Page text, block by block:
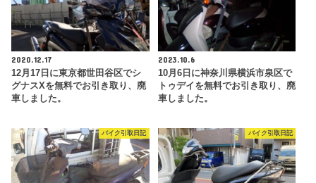
2020.12.17
12月17日に東京都世田谷区でシ
グナスXを無料でお引き取り、廃
車しました。
2023.10.6
10月6日に神奈川県横浜市泉区で
トゥデイを無料でお引き取り、廃
車しました。
バイク引取日記 バイク引取日記